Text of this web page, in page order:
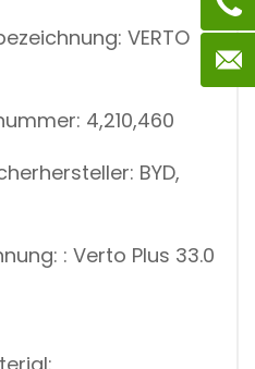
VERTO
4,210,460
BYD,
: Verto Plus 33.0